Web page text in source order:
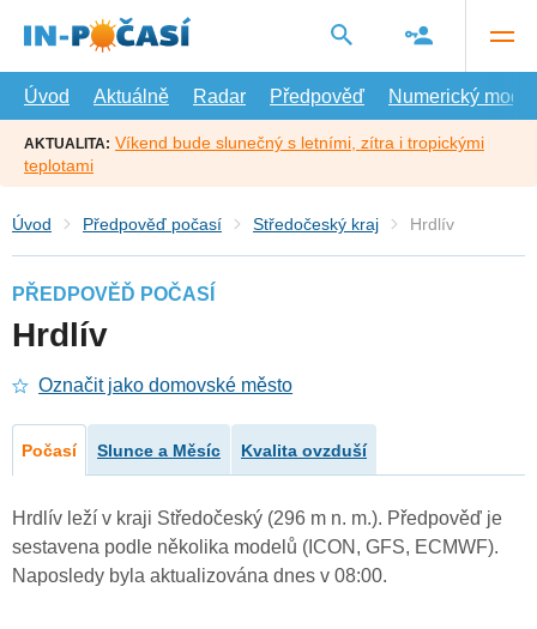
hlavní
Úvod
Aktuálně Radar Předpověď Numerický model
AKTUALITA: Víkend bude slunečný s letními, zítra i tropickými
teplotami
Úvod Předpověď počasí Středočeský kraj Hrdlív
PŘEDPOVĚĎ POČASÍ
Hrdlív
Označit jako domovské město
Počasí Slunce a Měsíc Kvalita ovzduší
Hrdlív leží v kraji Středočeský (296 m n. m.). Předpověď je
sestavena podle několika modelů (ICON, GFS, ECMWF).
Naposledy byla aktualizována dnes v 08:00.